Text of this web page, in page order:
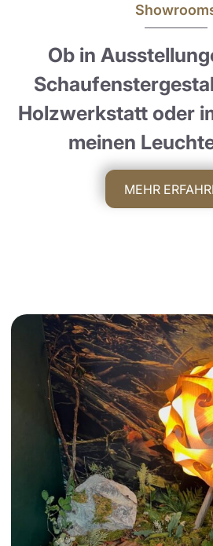
Ob in
Holzwerkstatt oder
meinen
MEHR